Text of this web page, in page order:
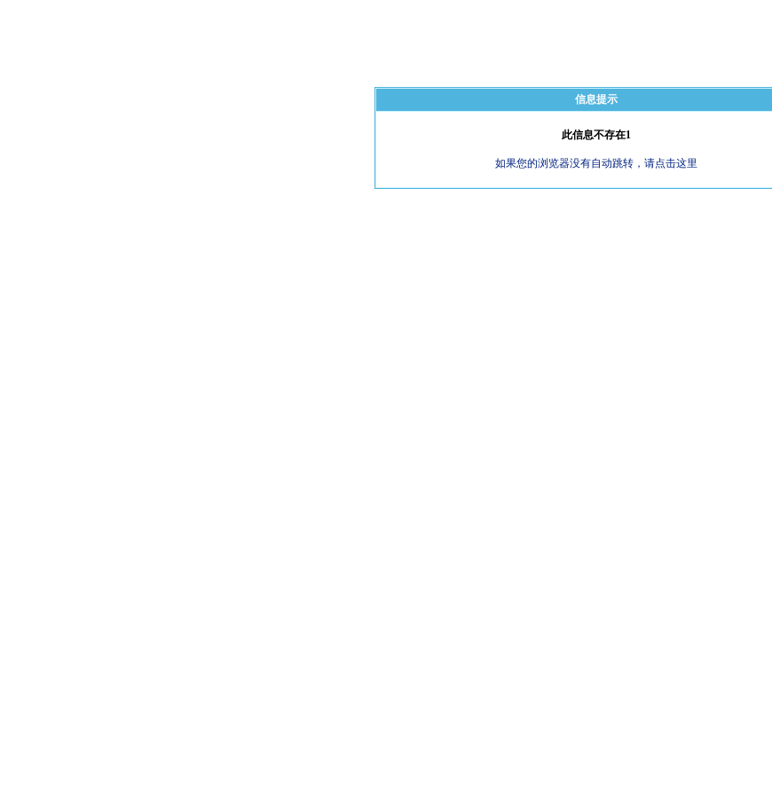
信息提示
此信息不存在1
如果您的浏览器没有自动跳转，请点击这里